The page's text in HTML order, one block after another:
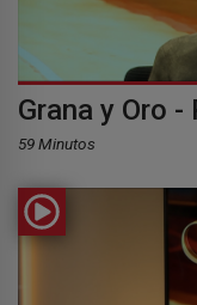
Grana y Oro
59 Minutos